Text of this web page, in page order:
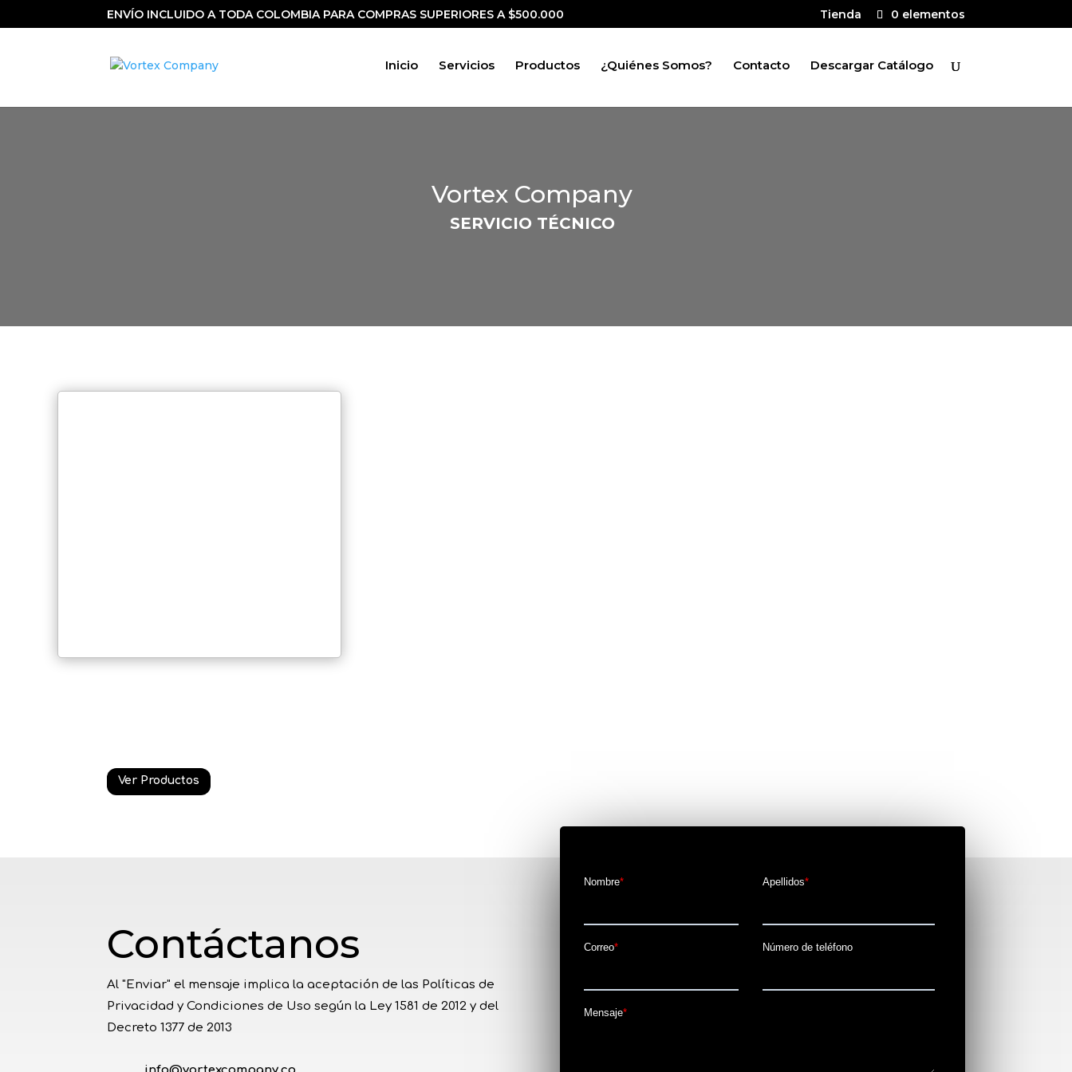
ENVÍO INCLUIDO A TODA COLOMBIA PARA COMPRAS SUPERIORES A $500.000 Tienda 0 elementos
Inicio Servicios Productos ¿Quiénes Somos? Contacto Descargar Catálogo
Vortex Company
SERVICIO TÉCNICO
Ver Productos
Contáctanos
Al "Enviar" el mensaje implica la aceptación de las Políticas de
Privacidad y Condiciones de Uso según la Ley 1581 de 2012 y del
Decreto 1377 de 2013